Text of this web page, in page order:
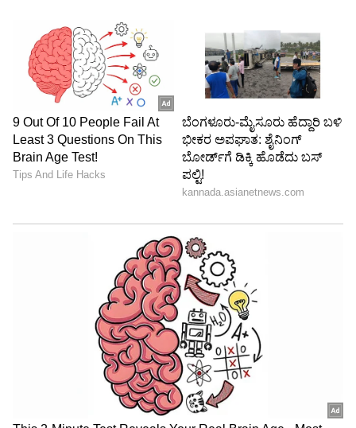
ABOUT THE AUTHOR
Kannadaprabha News
1967ರ ನವೆಂಬರ್ 4ರಂದು ಆರಂಭವಾದ ಕನ್ನಡಪ್ರಭ ಕನ್ನಡ
ಪತ್ರಿಕೋದ್ಯಮದಲ್ಲಿಯೇ ವಿಶೇಷ ಛಾಪು ಮೂಡಿಸಿದ ಕನ್ನಡ ದಿನ
ಪತ್ರಿಕೆ. ದೇಶ, ವಿದೇಶ, ವಾಣಿಜ್ಯ, ಕ್ರೀಡೆ, ಮನೋರಂಜನೆ ಸೇರಿ
ವೈವಿಧ್ಯಮಯ ಸುದ್ದಿಗಳ ಹೂರಣ ಹೊತ್ತು ತರುವ ಕನ್ನಡಪ್ರಭ,
ಕನ್ನಡಿಗರ ಅಸ್ಮಿತೆಯ ಸಂಕೇತ. ಸದಾ ಕರುನಾಡು, ನುಡಿ, ಸಂಸ್ಕೃತಿ
ಬಿಎಂಟಿಸಿ
ಕರ್ನಾಟಕ, ಭಾರತ (India News) ಮತ್ತು ಜಗತ್ತಿನ
ಕ್ಷಣಕ್ಷಣದ ಕನ್ನಡ ಸುದ್ದಿ ( Kannada News
ಅಪ್ಡೇಟ್‌ಗಳಿಗಾಗಿ ಏಷ್ಯಾನೆಟ್ ಸುವರ್ಣ ನ್ಯೂಸ್‌ ಫಾಲೋ
ಮಾಡಿ. ಬ್ರೇಕಿಂಗ್ ಸುದ್ದಿ (Latest Kannada News
ವಿಶೇಷ ವರದಿಗಳು ಮತ್ತು ನೇರ ಪ್ರಸಾರಗಳೊಂದಿಗೆ
kannada news live) ಸಂಪೂರ್ಣ ಮಾಹಿತಿ ಒಂದೇ
ಕ್ಲಿಕ್‌ನಲ್ಲಿ ಲಭ್ಯ. ಏಷ್ಯಾನೆಟ್ ಸುವರ್ಣ ನ್ಯೂಸ್ ಅಧಿಕೃತ
ಆ್ಯಪ್ ಡೌನ್‌ಲೋಡ್ ಮಾಡಿ ಹಾಗು ಎಲ್ಲಾ ಅಪ್‌ಡೇಟ್